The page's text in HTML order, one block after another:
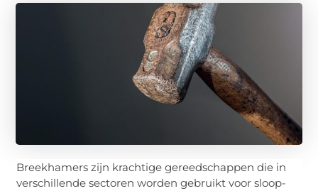
Breekhamers zijn krachtige gereedschappen die in
verschillende sectoren worden gebruikt voor sloop-